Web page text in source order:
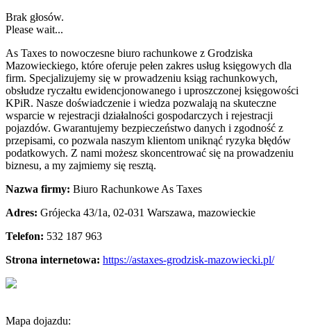
Brak głosów.
Please wait...
As Taxes to nowoczesne biuro rachunkowe z Grodziska
Mazowieckiego, które oferuje pełen zakres usług księgowych dla
firm. Specjalizujemy się w prowadzeniu ksiąg rachunkowych,
obsłudze ryczałtu ewidencjonowanego i uproszczonej księgowości
KPiR. Nasze doświadczenie i wiedza pozwalają na skuteczne
wsparcie w rejestracji działalności gospodarczych i rejestracji
pojazdów. Gwarantujemy bezpieczeństwo danych i zgodność z
przepisami, co pozwala naszym klientom uniknąć ryzyka błędów
podatkowych. Z nami możesz skoncentrować się na prowadzeniu
biznesu, a my zajmiemy się resztą.
Nazwa firmy: Biuro Rachunkowe As Taxes
Adres: Grójecka 43/1a, 02-031 Warszawa, mazowieckie
Telefon: 532 187 963
Strona internetowa: https://astaxes-grodzisk-mazowiecki.pl/
Mapa dojazdu: